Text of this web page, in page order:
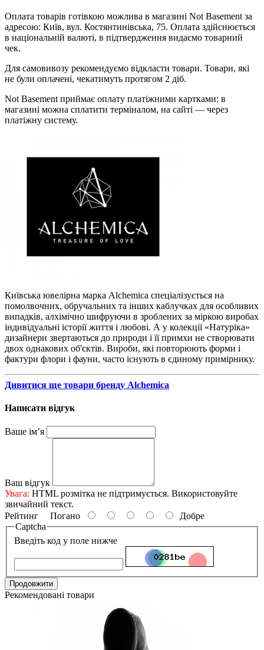
Оплата товарів готівкою можлива в магазині Not Basement за
адресою: Київ, вул. Костянтинівська, 75. Оплата здійснюється
в національній валюті, в підтвердження видаємо товарний
чек.
Для самовивозу рекомендуємо відкласти товари. Товари, які
не були оплачені, чекатимуть протягом 2 діб.
Not Basement приймає оплату платіжними картками: в
магазині можна сплатити терміналом, на сайті — через
платіжну систему.
Київська ювелірна марка Alchemica спеціалізується на
помолвочних, обручальних та інших каблучках для особливих
випадків, алхімічно шифруючи в зроблених за міркою виробах
індивідуальні історії життя і любові. А у колекції «Натуріка»
дизайнери звертаються до природи і її примхи не створювати
двох однакових об'єктів. Вироби, які повторюють форми і
фактури флори і фауни, часто існують в єдиному примірнику.
Дивитися ще товари бренду Alchemica
Написати відгук
Ваше ім’я
Ваш відгук
Увага: HTML розмітка не підтримується. Використовуйте
звичайний текст.
Рейтинг Погано
Добре
Captcha
Введіть код у поле нижче
Продовжити
Рекомендовані товари